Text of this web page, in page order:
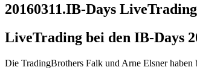
20160311.IB-Days LiveTrading
LiveTrading bei den IB-Days
Die TradingBrothers Falk und Arne Elsner